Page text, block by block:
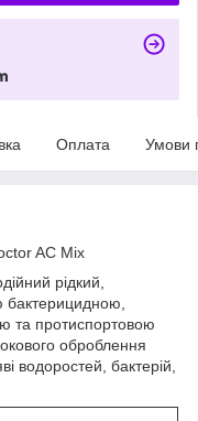
Оплата Умови
AC Mix
рідкий,
бактерицидною,
та протиспортовою
оброблення
водоростей, бактерій,